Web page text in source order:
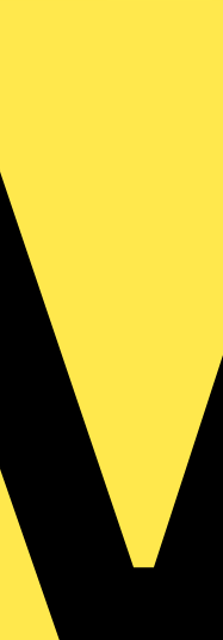
A9XST114 wird
von Lebensmittellager-
Aufrechterhaltung der
zur drahtlosen
100m. Die Mess-
Messbereich und die
- 55 °C die maximale
ist 95% RH. Die
durch die eingebauete
2 Jahren ausgetauscht
erhalten. Montage mit
IP 65.
40mm. Der
als Set geliefert, in